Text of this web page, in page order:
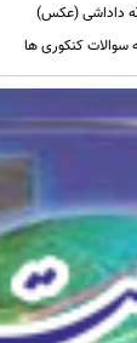
داداشی (عکس)
سوالات کنکوری ها